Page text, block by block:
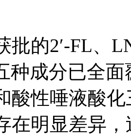
的2′-FL、
种成分已全
酸性唾液酸
在明显差异